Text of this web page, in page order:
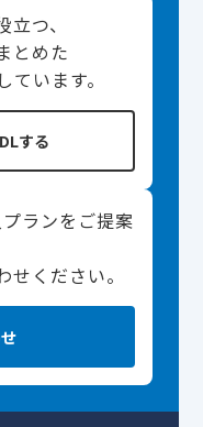
つ、
とめた
います。
する
ランをご提案
ください。